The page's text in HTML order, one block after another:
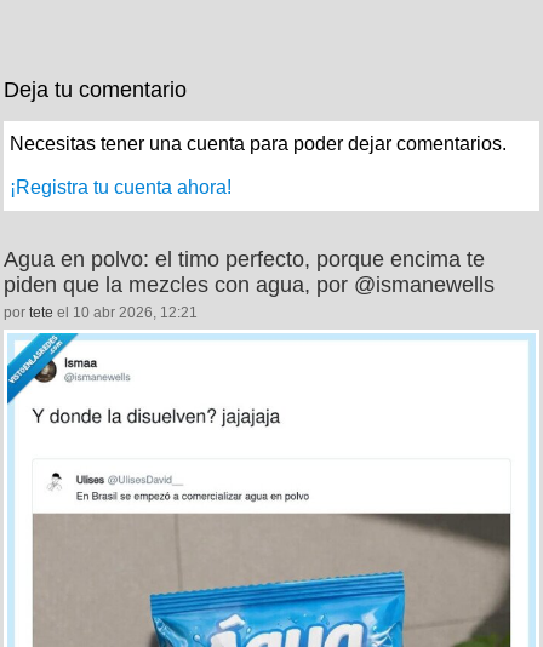
Deja tu comentario
Necesitas tener una cuenta para poder dejar comentarios.
¡Registra tu cuenta ahora!
Agua en polvo: el timo perfecto, porque encima te
piden que la mezcles con agua, por @ismanewells
por tete el 10 abr 2026, 12:21